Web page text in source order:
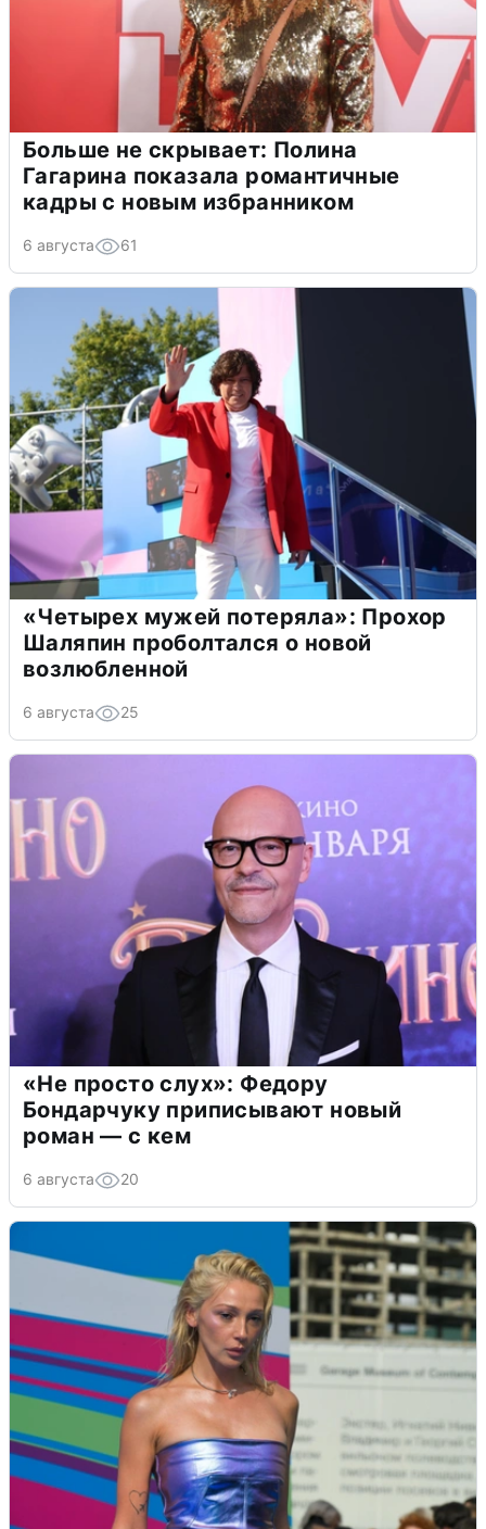
Больше не скрывает: Полина
Гагарина показала романтичные
кадры с новым избранником
6 августа 61
«Четырех мужей потеряла»: Прохор
Шаляпин проболтался о новой
возлюбленной
6 августа 25
«Не просто слух»: Федору
Бондарчуку приписывают новый
роман — с кем
6 августа 20